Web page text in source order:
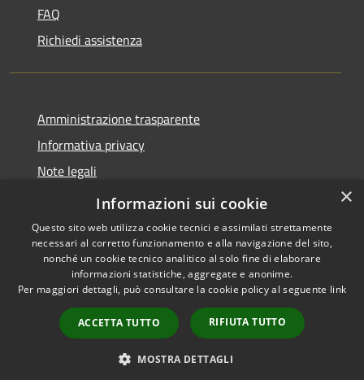
FAQ
Richiedi assistenza
Amministrazione trasparente
Informativa privacy
Note legali
Dichiarazione di accessibilità
Accessibilità
Copyright © 2026 • Comune di
Villanova del Battista •
Powered byMunicipium
Accesso redazione
×
Informazioni sui cookie
Questo sito web utilizza cookie tecnici e assimilati strettamente
necessari al corretto funzionamento e alla navigazione del sito,
nonché un cookie tecnico analitico al solo fine di elaborare
informazioni statistiche, aggregate e anonime.
Per maggiori dettagli, può consultare la cookie policy al seguente link
ACCETTA TUTTO RIFIUTA TUTTO
MOSTRA DETTAGLI